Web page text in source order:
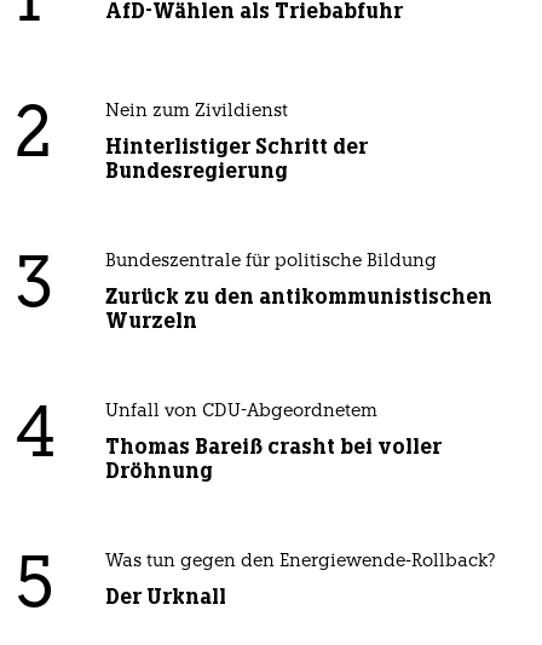
AfD-Wählen als Triebabfuhr
2 Nein zum Zivildienst
Hinterlistiger Schritt der
Bundesregierung
3 Bundeszentrale für politische Bildung
Zurück zu den antikommunistischen
Wurzeln
4 Unfall von CDU-Abgeordnetem
Thomas Bareiß crasht bei voller
Dröhnung
5 Was tun gegen den Energiewende-Rollback?
Der Urknall